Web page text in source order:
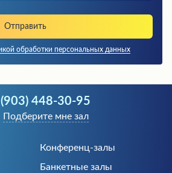
обработки персональных данных
Конференц-залы
Банкетные залы
448-30-95
Подберите мне зал